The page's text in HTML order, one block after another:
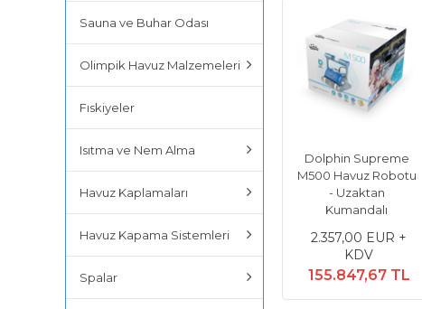
Sauna ve Buhar Odası
Olimpik Havuz Malzemeleri
Fıskiyeler
Isıtma ve Nem Alma
Havuz Kaplamaları
Havuz Kapama Sistemleri
Spalar
Dolphin Supreme
M500 Havuz Robotu
- Uzaktan
Kumandalı
2.357,00 EUR +
KDV
155.847,67 TL